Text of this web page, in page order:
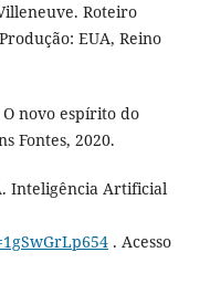
Roteiro
EUA, Reino
O novo espírito do
Fontes, 2020.
Inteligência Artificial
. Acesso